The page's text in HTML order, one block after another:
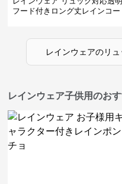
フード付きロング丈レインコー
レインウェアのリ
レインウェア子供用のお